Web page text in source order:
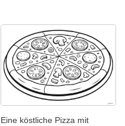
Eine köstliche Pizza mit